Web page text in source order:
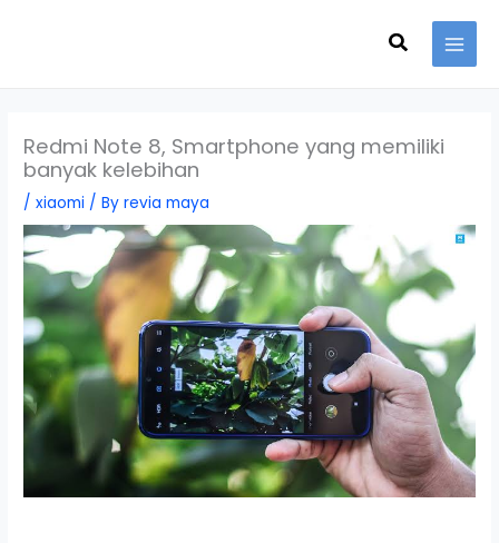
Search
Redmi Note 8, Smartphone yang memiliki
banyak kelebihan
/xiaomi / Byrevia maya